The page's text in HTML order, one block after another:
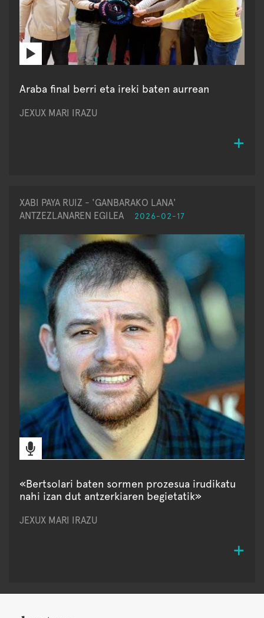
Araba final berri eta ireki baten aurrean
JEXUX MARI IRAZU
XABI PAYA RUIZ - 'GANBARAKO LANA'
ANTZEZLANAREN EGILEA
2026-02-17
«Bertsolari baten sormen prozesua irudikatu
nahi izan dut antzerkiaren begietatik»
JEXUX MARI IRAZU